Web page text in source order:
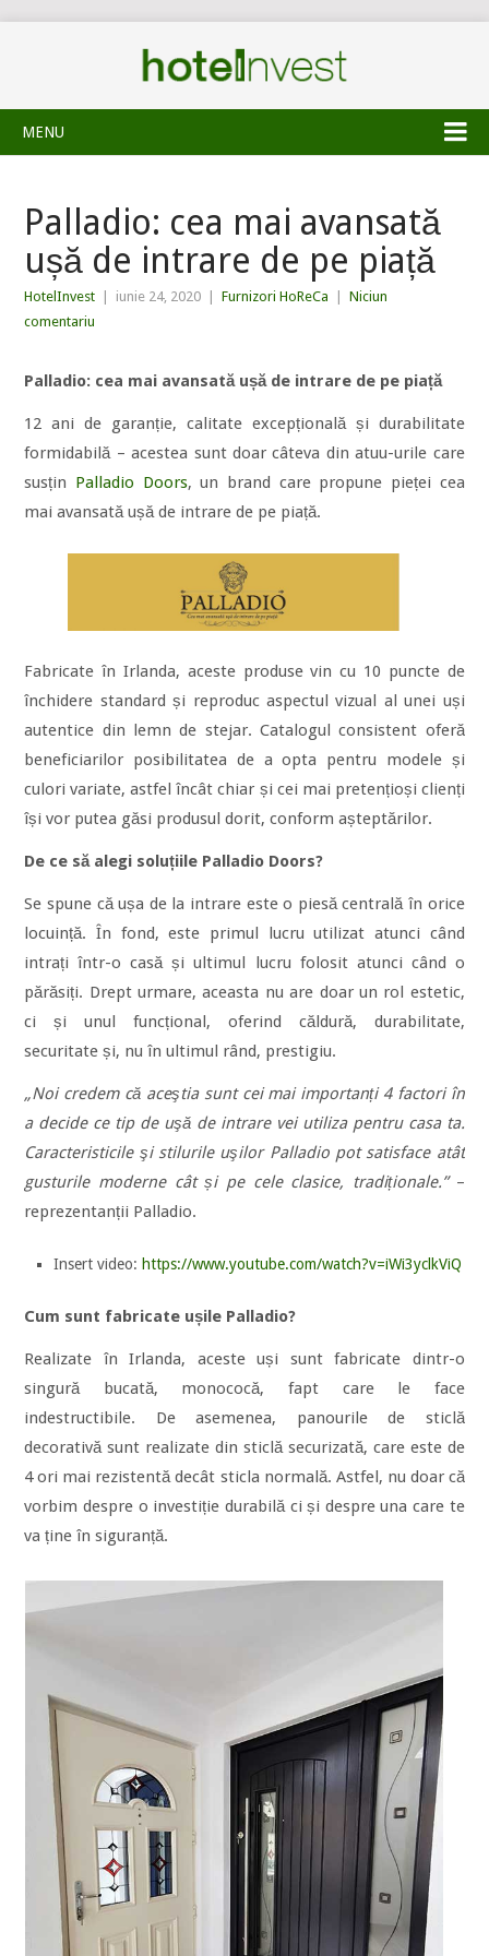
MENU
Palladio: cea mai avansată
ușă de intrare de pe piață
HotelInvest iunie 24, 2020 Furnizori HoReCa
Niciun
comentariu
Palladio: cea mai avansată ușă de intrare de pe piață
12 ani de garanție, calitate excepțională și durabilitate
formidabilă – acestea sunt doar câteva din atuu-urile care
susțin Palladio Doors, un brand care propune pieței cea
mai avansată ușă de intrare de pe piață.
Fabricate în Irlanda, aceste produse vin cu 10 puncte de
închidere standard și reproduc aspectul vizual al unei uși
autentice din lemn de stejar. Catalogul consistent oferă
beneficiarilor posibilitatea de a opta pentru modele și
culori variate, astfel încât chiar și cei mai pretențioși clienți
își vor putea găsi produsul dorit, conform așteptărilor.
De ce să alegi soluțiile Palladio Doors?
Se spune că ușa de la intrare este o piesă centrală în orice
locuință. În fond, este primul lucru utilizat atunci când
intrați într-o casă și ultimul lucru folosit atunci când o
părăsiți. Drept urmare, aceasta nu are doar un rol estetic,
ci și unul funcțional, oferind căldură, durabilitate,
securitate și, nu în ultimul rând, prestigiu.
„Noi credem că aceştia sunt cei mai importanți 4 factori în
a decide ce tip de uşă de intrare vei utiliza pentru casa ta.
Caracteristicile şi stilurile uşilor Palladio pot satisface atât
gusturile moderne cât și pe cele clasice, tradiționale.”–
reprezentanții Palladio.
Insert video: https://www.youtube.com/watch?v=iWi3yclkViQ
Cum sunt fabricate ușile Palladio?
Realizate în Irlanda, aceste uși sunt fabricate dintr-o
singură bucată, monococă, fapt care le face
indestructibile. De asemenea, panourile de sticlă
decorativă sunt realizate din sticlă securizată, care este de
4 ori mai rezistentă decât sticla normală. Astfel, nu doar că
vorbim despre o investiție durabilă ci și despre una care te
va ține în siguranță.